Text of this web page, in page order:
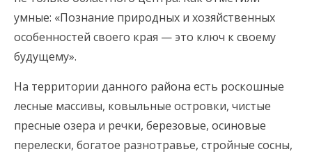
умные: «Познание природных и хозяйственных
особенностей своего края — это ключ к своему
будущему».
На территории данного района есть роскошные
лесные массивы, ковыльные островки, чистые
пресные озера и речки, березовые, осиновые
перелески, богатое разнотравье, стройные сосны,